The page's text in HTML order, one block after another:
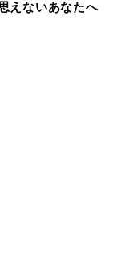
えないあなたへ